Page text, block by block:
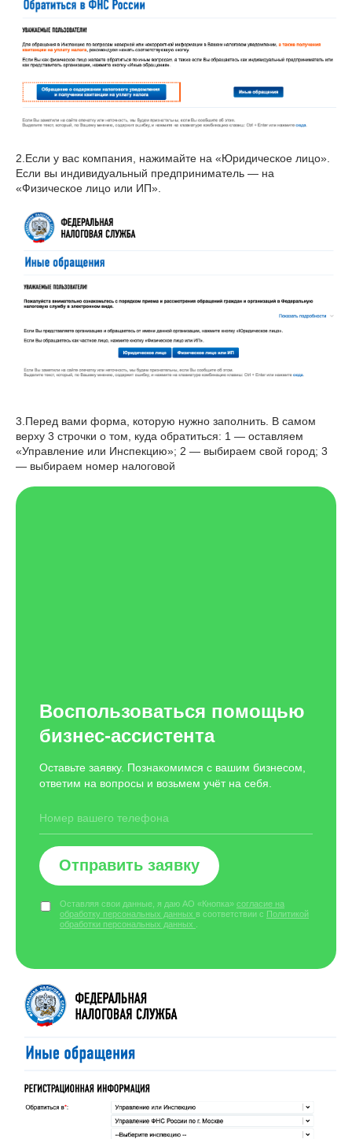
2.Если у вас компания, нажимайте на «Юридическое лицо».
Если вы индивидуальный предприниматель — на
«Физическое лицо или ИП».
3.Перед вами форма, которую нужно заполнить. В самом
верху 3 строчки о том, куда обратиться: 1 — оставляем
«Управление или Инспекцию»; 2 — выбираем свой город; 3
— выбираем номер налоговой
Воспользоваться помощью
бизнес-ассистента
Оставьте заявку. Познакомимся с вашим бизнесом,
ответим на вопросы и возьмем учёт на себя.
Отправить заявку
Оставляя свои данные, я даю АО «Кнопка» согласие на
обработку персональных данных в соответствии с Политикой
обработки персональных данных